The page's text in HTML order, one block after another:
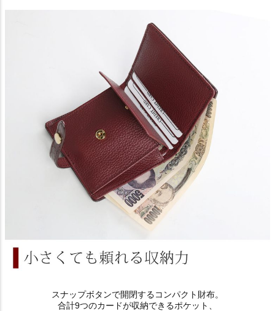
スナップボタンで開閉するコンパクト財布。
合計9つのカードが収納できるポケット、